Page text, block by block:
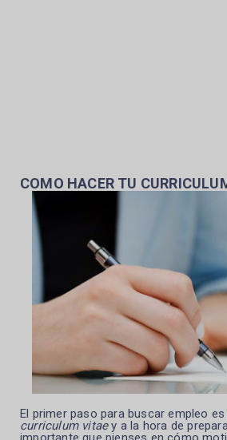
COMO HACER TU
El primer paso para buscar empleo
curriculum vitaey a la hora de